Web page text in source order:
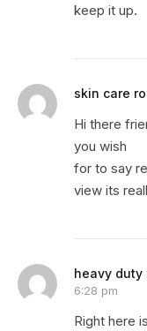
keep it up.
skin care
Hi there
you wish
for to say
view its
heavy duty
6:28 pm
Right here